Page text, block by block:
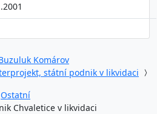
Komárov
státní podnik v likvidaci
Ostatní
Chvaletice v likvidaci